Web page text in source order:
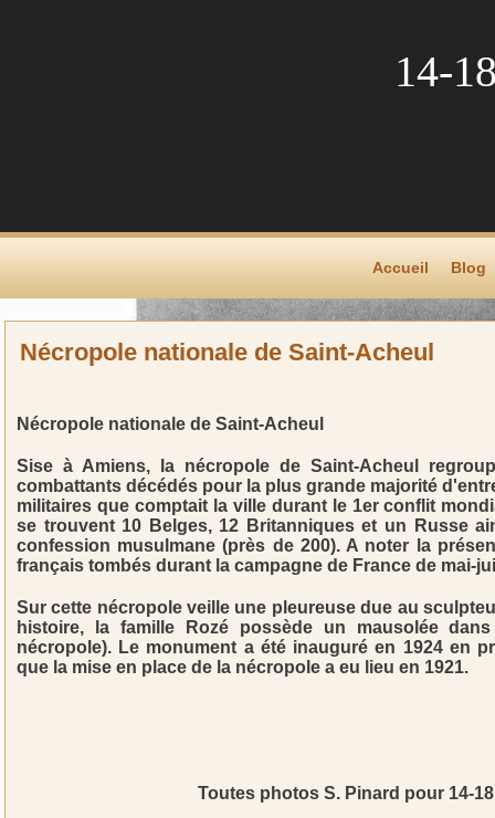
14-
Accueil Blog
Nécropole nationale de Saint-Acheul
Nécropole nationale de Saint-Acheul
Sise à Amiens, la nécropole de Saint-Acheul
combattants décédés pour la plus grande majorité
militaires que comptait la ville durant le 1er conflit
se trouvent 10 Belges, 12 Britanniques et un Russe
confession musulmane (près de 200). A noter la
français tombés durant la campagne de France de mai-
Sur cette nécropole veille une pleureuse due au
histoire, la famille Rozé possède un mausolée
nécropole). Le monument a été inauguré en 1924 en
que la mise en place de la nécropole a eu lieu en 1921.
Toutes photos S. Pinard pour 14-